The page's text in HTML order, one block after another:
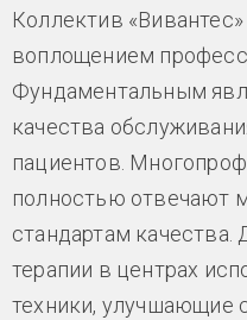
Коллектив
воплощением
Фундаментальным
качества
пациентов.
полностью отвечают
стандартам качества.
терапии в центрах
техники, улучшающие